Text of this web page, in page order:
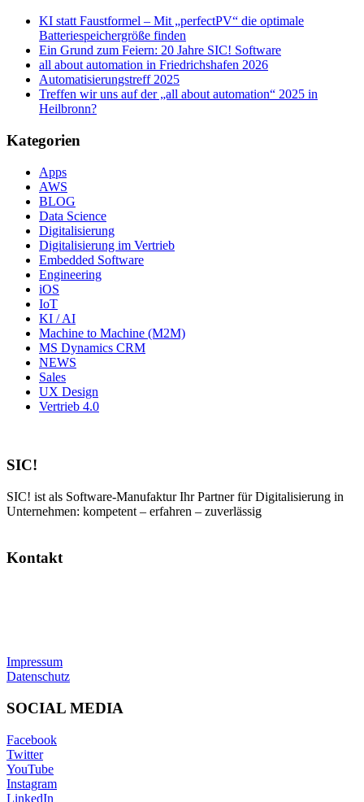
KI statt Faustformel – Mit „perfectPV“ die optimale
Batteriespeichergröße finden
Ein Grund zum Feiern: 20 Jahre SIC! Software
all about automation in Friedrichshafen 2026
Automatisierungstreff 2025
Treffen wir uns auf der „all about automation“ 2025 in
Heilbronn?
Kategorien
Apps
AWS
BLOG
Data Science
Digitalisierung
Digitalisierung im Vertrieb
Embedded Software
Engineering
iOS
IoT
KI / AI
Machine to Machine (M2M)
MS Dynamics CRM
NEWS
Sales
UX Design
Vertrieb 4.0
SIC!
SIC! ist als Software-Manufaktur Ihr Partner für Digitalisierung in
Unternehmen: kompetent – erfahren – zuverlässig
Kontakt
Impressum
Datenschutz
SOCIAL MEDIA
Facebook
Twitter
YouTube
Instagram
LinkedIn